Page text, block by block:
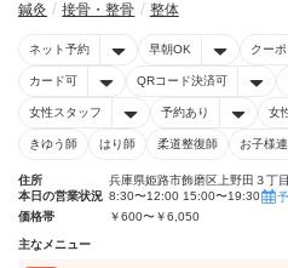
鍼灸 接骨・整骨 整体
ネット予約 早朝OK クー
カード可 QRコード決済可
女性スタッフ 予約あり 女
きゆう師 はり師 柔道整復師 お子様
住所
兵庫県姫路市飾磨区上野田３丁
本日の営業状況 8:30〜12:00 15:00〜19:30
価格帯
￥600〜￥6,050
主なメニュー